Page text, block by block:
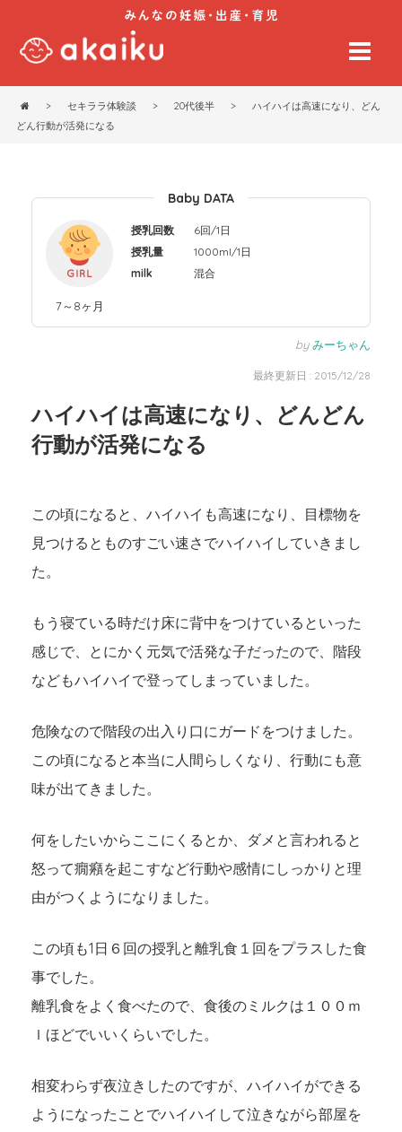
> セキララ体験談 > 20代後半 >
ハイハイは高速になり、どん
どん行動が活発になる
Baby DATA
7～8ヶ月
授乳回数
6回/1日
授乳量
1000ml/1日
milk
混合
byみーちゃん
最終更新日 : 2015/12/28
ハイハイは高速になり、どんどん
行動が活発になる
この頃になると、ハイハイも高速になり、目標物を
見つけるとものすごい速さでハイハイしていきまし
た。
もう寝ている時だけ床に背中をつけているといった
感じで、とにかく元気で活発な子だったので、階段
などもハイハイで登ってしまっていました。
危険なので階段の出入り口にガードをつけました。
この頃になると本当に人間らしくなり、行動にも意
味が出てきました。
何をしたいからここにくるとか、ダメと言われると
怒って癇癪を起こすなど行動や感情にしっかりと理
由がつくようになりました。
この頃も1日６回の授乳と離乳食１回をプラスした食
事でした。
離乳食をよく食べたので、食後のミルクは１００ｍ
ｌほどでいいくらいでした。
相変わらず夜泣きしたのですが、ハイハイができる
ようになったことでハイハイして泣きながら部屋を